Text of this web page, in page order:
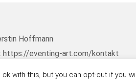
Hoffmann
https://eventing-art.com/kontakt
with this, but you can opt-out if you